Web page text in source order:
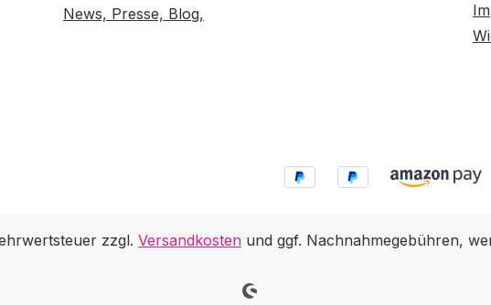
News, Presse, Blog,
zzgl. Versandkosten und ggf. Nachnahmegebühren,